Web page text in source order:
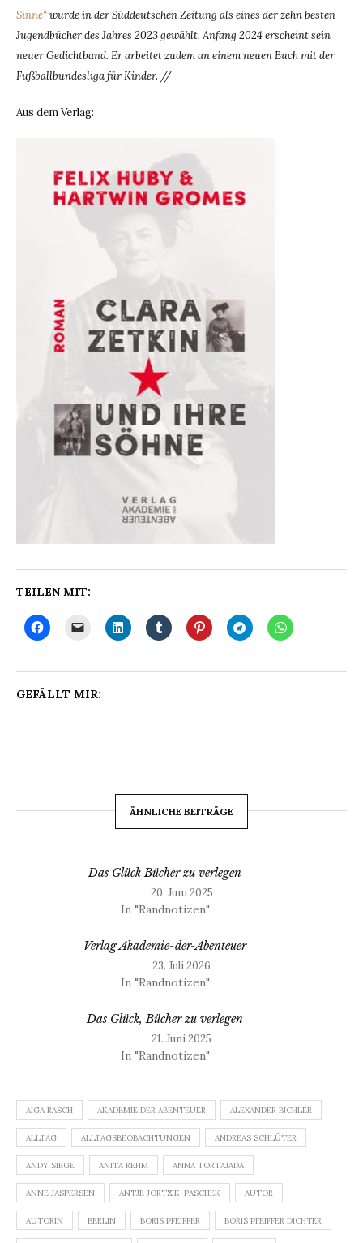
Sinne“wurde in der Süddeutschen Zeitung als eines der zehn besten
Jugendbücher des Jahres 2023 gewählt. Anfang 2024 erscheint sein
neuer Gedichtband. Er arbeitet zudem an einem neuen Buch mit der
Fußballbundesliga für Kinder. //
Aus dem Verlag:
TEILEN MIT:
GEFÄLLT MIR:
ÄHNLICHE BEITRÄGE
Das Glück Bücher zu verlegen
20. Juni 2025
In "Randnotizen"
Verlag Akademie-der-Abenteuer
23. Juli 2026
In "Randnotizen"
Das Glück, Bücher zu verlegen
21. Juni 2025
In "Randnotizen"
AIGA RASCH AKADEMIE DER ABENTEUER ALEXANDER BICHLER
ALLTAG ALLTAGSBEOBACHTUNGEN ANDREAS SCHLÜTER
ANDY SIEGE ANITA REHM ANNA TORTAJADA
ANNE JASPERSEN ANTJE JORTZIK-PASCHEK AUTOR
AUTORIN BERLIN BORIS PFEIFFER BORIS PFEIFFER DICHTER